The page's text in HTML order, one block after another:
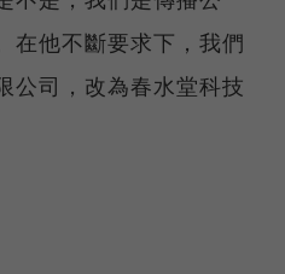
在他不斷要求下，我們
公司，改為春水堂科技